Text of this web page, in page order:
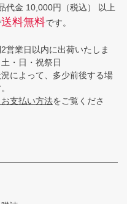
代金 10,000円（税込） 以上
送料無料です。
営業日以内に出荷いたしま
・日・祝祭日
によって、多少前後する場
支払い方法をご覧くださ